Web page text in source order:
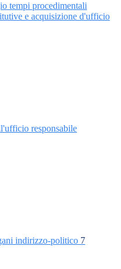
tempi procedimentali
e acquisizione d'ufficio
responsabile
indirizzo-politico 7